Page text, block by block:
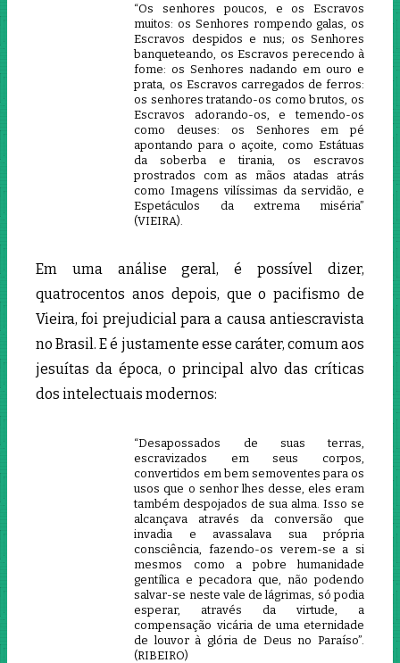
“Os senhores poucos, e os Escravos
muitos: os Senhores rompendo galas, os
Escravos despidos e nus; os Senhores
banqueteando, os Escravos perecendo à
fome: os Senhores nadando em ouro e
prata, os Escravos carregados de ferros:
os senhores tratando-os como brutos, os
Escravos adorando-os, e temendo-os
como deuses: os Senhores em pé
apontando para o açoite, como Estátuas
da soberba e tirania, os escravos
prostrados com as mãos atadas atrás
como Imagens vilíssimas da servidão, e
Espetáculos da extrema miséria”
(VIEIRA).
Em uma análise geral, é possível dizer,
quatrocentos anos depois, que o pacifismo de
Vieira, foi prejudicial para a causa antiescravista
no Brasil. E é justamente esse caráter, comum aos
jesuítas da época, o principal alvo das críticas
dos intelectuais modernos:
“Desapossados de suas terras,
escravizados em seus corpos,
convertidos em bem semoventes para os
usos que o senhor lhes desse, eles eram
também despojados de sua alma. Isso se
alcançava através da conversão que
invadia e avassalava sua própria
consciência, fazendo-os verem-se a si
mesmos como a pobre humanidade
gentílica e pecadora que, não podendo
salvar-se neste vale de lágrimas, só podia
esperar, através da virtude, a
compensação vicária de uma eternidade
de louvor à glória de Deus no Paraíso”.
(RIBEIRO)